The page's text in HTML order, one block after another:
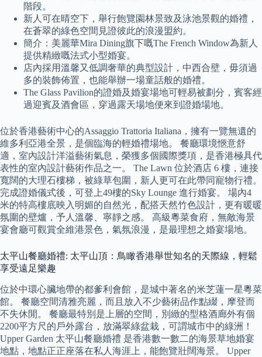
階段。
新人可在晴空下，舉行飽覽園林景致及泳池景觀的婚禮，
在蒼翠的綠色空間見證彼此的浪漫盟約。
簡介：美麗華Mira Dining旗下嘅The French Window為新人
提供精緻嘅法式小型婚宴。
店內採用溫馨又低調奢華的典型設計，中西合壁，毋須過
多的裝飾佈置，也能舉辦一場童話般的婚禮。
The Glass Pavilion的證婚及婚宴場地可輕易被劃分，賓客經
過迎賓及酒會區，穿過露天場地便來到證婚場地。
位於香港藝術中心的Assaggio Trattoria Italiana，擁有一覽無遺的
維多利亞港全景，是個臨海的輕婚禮場地。 餐廳環境愜意舒
適，室內設計洋溢藝術氣息，榮獲多個國際獎項，是香港極具代
表性的室內設計藝術作品之一。 The Lawn 位於酒店 6 樓，連接
寬闊的大理石樓梯，被綠草包圍，新人更可在此帶同寵物行禮。
完成證婚儀式後，可登上49樓的Sky Lounge 進行婚宴。 場內4
米的特高樓底映入明媚的自然光，配搭天然竹色設計，更有暖暖
氛圍的壁爐，予人溫馨、寧靜之感。 高級粵菜食府，無敵海景
宴會廳可觀賞全維港景色，氣氛浪漫，是最理想之婚宴場地。
太平山餐廳婚禮: 太平山頂：鳥瞰香港舉世知名的天際線，輕鬆
享受遠足樂趣
位於中環心臟地帶的都爹利會館，是城中著名的米芝蓮一星粵菜
館。 餐廳空間清雅亮麗，而且放入不少藝術品作點綴，摩登而
不失休閒。 餐廳最特別是上層的空間，別緻的型格酒廊外有個
2200平方尺的戶外露台，放滿翠綠盆栽，可謂城市中的綠洲！
Upper Garden 太平山餐廳婚禮 是香港數一數二的海景草地婚宴
地點，地點正正座落在私人海涯上，能飽覽壯闊海景。 Upper